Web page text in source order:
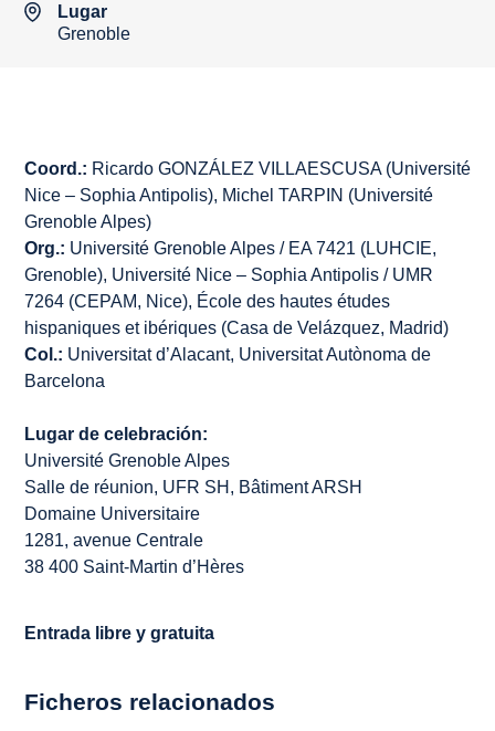
Lugar
Grenoble
Coord.: Ricardo GONZÁLEZ VILLAESCUSA (Université
Nice – Sophia Antipolis), Michel TARPIN (Université
Grenoble Alpes)
Org.: Université Grenoble Alpes / EA 7421 (LUHCIE,
Grenoble), Université Nice – Sophia Antipolis / UMR
7264 (CEPAM, Nice), École des hautes études
hispaniques et ibériques (Casa de Velázquez, Madrid)
Col.: Universitat d’Alacant, Universitat Autònoma de
Barcelona
Lugar de celebración:
Université Grenoble Alpes
Salle de réunion, UFR SH, Bâtiment ARSH
Domaine Universitaire
1281, avenue Centrale
38 400 Saint-Martin d’Hères
Entrada libre y gratuita
Ficheros relacionados